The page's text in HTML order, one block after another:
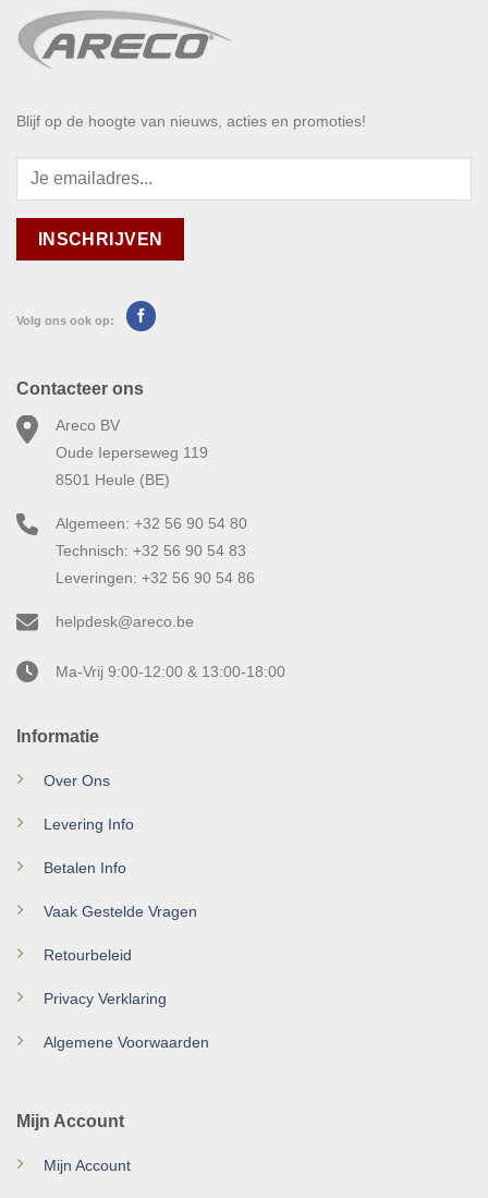
Blijf op de hoogte van nieuws, acties en promoties!
Volg ons ook op:
Informatie
Over Ons
Levering Info
Betalen Info
Vaak Gestelde Vragen
Retourbeleid
Privacy Verklaring
Algemene Voorwaarden
Mijn Account
Mijn Account
Contacteer ons
Areco BV
Oude Ieperseweg 119
8501 Heule (BE)
Algemeen: +32 56 90 54 80
Technisch: +32 56 90 54 83
Leveringen: +32 56 90 54 86
helpdesk@areco.be
Ma-Vrij 9:00-12:00 & 13:00-18:00